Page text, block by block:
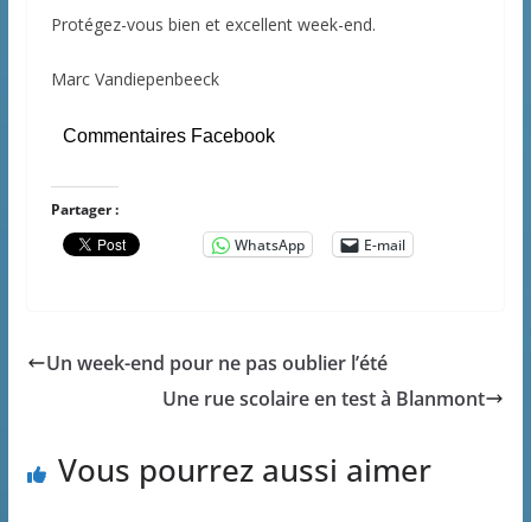
Protégez-vous bien et excellent week-end.
Marc Vandiepenbeeck
Commentaires Facebook
Partager :
WhatsApp
E-mail
Un week-end pour ne pas oublier l’été
Une rue scolaire en test à Blanmont
Vous pourrez aussi aimer